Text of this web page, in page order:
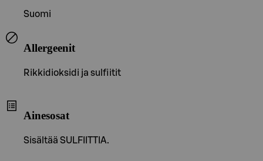
Suomi
Allergeenit
Rikkidioksidi ja sulfiitit
Ainesosat
Sisältää SULFIITTIA.